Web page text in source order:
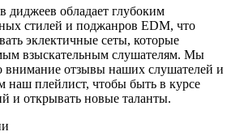
обладает глубоким
стилей и поджанров EDM, что
эклектичные сеты, которые
взыскательным слушателям. Мы
внимание отзывы наших слушателей и
наш плейлист, чтобы быть в курсе
и открывать новые таланты.